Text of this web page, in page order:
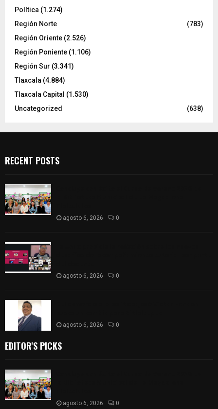
Política (1.274)
Región Norte
(783)
Región Oriente (2.526)
Región Poniente (1.106)
Región Sur (3.341)
Tlaxcala (4.884)
Tlaxcala Capital (1.530)
Uncategorized
(638)
RECENT POSTS
agosto 6, 2026 0
agosto 6, 2026 0
agosto 6, 2026 0
EDITOR'S PICKS
agosto 6, 2026 0